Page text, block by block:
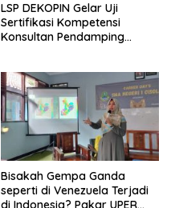
LSP DEKOPIN Gelar Uji
Sertifikasi Kompetensi
Konsultan Pendamping
Bisakah Gempa Ganda
seperti di Venezuela Terjadi
di Indonesia? Pakar UPER